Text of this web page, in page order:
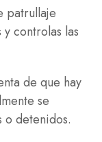
patrullaje
controlas las
de que hay
se
detenidos.